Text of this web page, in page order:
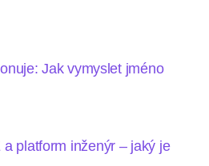
Jak vymyslet jméno
platform inženýr – jaký je